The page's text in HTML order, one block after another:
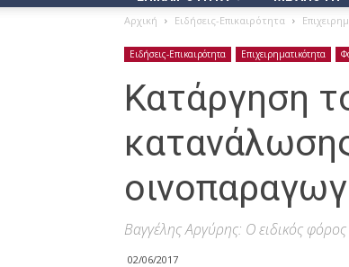
Αρχική Ειδήσεις-Επικαιρότητα
Ειδήσεις-Επικαιρότητα Επιχειρηματικότητα
Κατάργηση
Βαγγέλης Αργύρης: Ο ειδικός
02/06/2017